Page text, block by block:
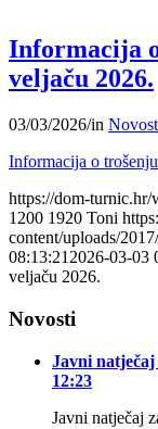
Informacija
veljaču 2026.
03/03/2026/in
Informacija o
https://dom-turnic.hr/
1200 1920 Toni
content/uploads/
08:13:21 2026-03-03
veljaču 2026.
Novosti
Javni natječaj
12:23
Javni natječaj